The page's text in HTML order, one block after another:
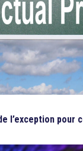
l’exception pour